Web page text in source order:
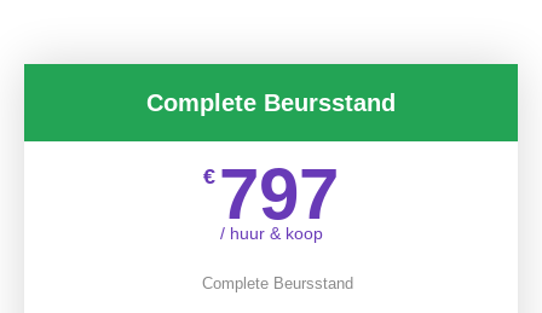
Complete Beursstand
€ 797
/ huur & koop
Complete Beursstand